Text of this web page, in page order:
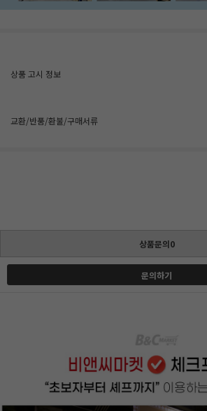
상품 고시 정보
교환/반품/환불/구매서류
상품문의0
문의하기